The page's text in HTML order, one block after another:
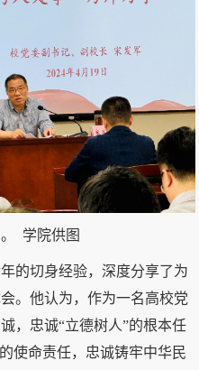
学院供图
的切身经验，深度分享了为
。他认为，作为一名高校党
，忠诚“立德树人”的根本任
使命责任，忠诚铸牢中华民